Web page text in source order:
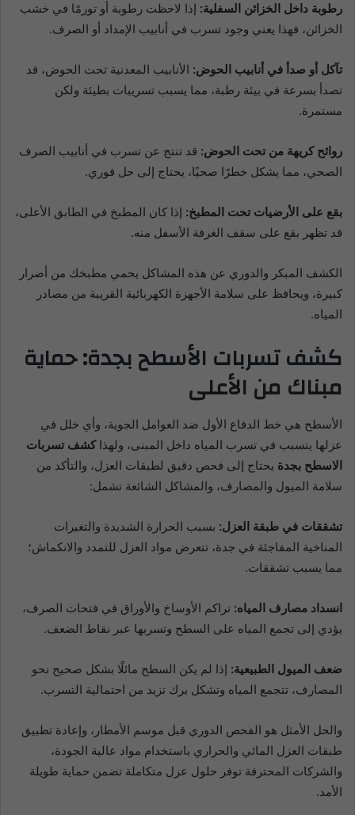
رطوبة داخل الخزائن السفلية: إذا لاحظت رطوبة أو تورمًا في خشب
الخزائن، فهذا يعني وجود تسرب في أنابيب الإمداد أو الصرف.
تآكل أو صدأ في أنابيب الحوض: الأنابيب المعدنية تحت الحوض، قد
تصدأ بسرعة في بيئة رطبة، مما يسبب تسريبات بطيئة ولكن
مستمرة.
روائح كريهة من تحت الحوض: قد تنتج عن تسرب في أنابيب الصرف
الصحي، مما يشكل خطرًا صحيًا، يحتاج إلى حل فوري.
بقع على الأرضيات تحت المطبخ: إذا كان المطبخ في الطابق الأعلى،
قد تظهر بقع على سقف الغرفة الأسفل منه.
الكشف المبكر والدوري عن هذه المشاكل يحمي مطبخك من أضرار
كبيرة، ويحافظ على سلامة الأجهزة الكهربائية القريبة من مصادر
المياه.
كشف تسربات الأسطح بجدة: حماية
مبناك من الأعلى
الأسطح هي خط الدفاع الأول ضد العوامل الجوية، وأي خلل في
عزلها يتسبب في تسرب المياه داخل المبنى، ولهذاكشف تسربات
الاسطح بجدة يحتاج إلى فحص دقيق لطبقات العزل، والتأكد من
سلامة الميول والمصارف، والمشاكل الشائعة تشمل:
تشققات في طبقة العزل: بسبب الحرارة الشديدة والتغيرات
المناخية المفاجئة في جدة، تتعرض مواد العزل للتمدد والانكماش؛
مما يسبب تشققات.
انسداد مصارف المياه: تراكم الأوساخ والأوراق في فتحات الصرف،
يؤدي إلى تجمع المياه على السطح وتسربها عبر نقاط الضعف.
ضعف الميول الطبيعية: إذا لم يكن السطح مائلًا بشكل صحيح نحو
المصارف، تتجمع المياه وتشكل برك تزيد من احتمالية التسرب.
والحل الأمثل هو الفحص الدوري قبل موسم الأمطار، وإعادة تطبيق
طبقات العزل المائي والحراري باستخدام مواد عالية الجودة،
والشركات المحترفة توفر حلول عزل متكاملة تضمن حماية طويلة
الأمد.